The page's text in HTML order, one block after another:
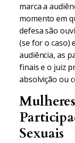
marca a
momento em
defesa são
(se for o caso)
audiência, as
finais e o juiz
absolvição ou
Sexuais